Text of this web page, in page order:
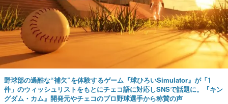
野球部の過酷な“補欠”を体験するゲーム『球ひろいSimulator』が「1
件」のウィッシュリストをもとにチェコ語に対応しSNSで話題に。『キン
グダム・カム』開発元やチェコのプロ野球選手から称賛の声